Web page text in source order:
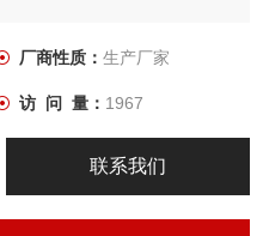
厂商性质： 生产厂家
访 问 量： 1967
联系我们